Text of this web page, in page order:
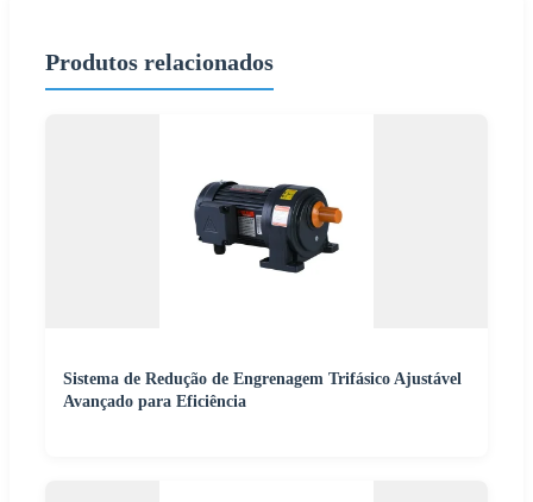
Produtos relacionados
Sistema de Redução de Engrenagem Trifásico Ajustável
Avançado para Eficiência